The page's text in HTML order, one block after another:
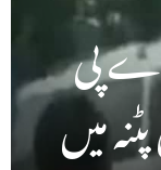
پی
میں